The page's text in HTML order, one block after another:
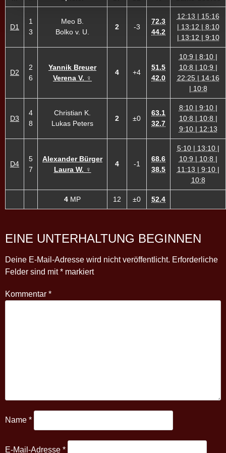
D1
1
3
Meo B.
Bolko v. U.
2 -3
72.3
44.2
12:13 | 15:16
| 13:12 | 8:10
| 13:12 | 9:10
D2
2
6
Yannik Breuer
Verena V. ♀
4 +4
51.5
42.0
10:9 | 8:10 |
10:8 | 10:9 |
22:25 | 14:16
| 10:8
D3
4
8
Christian K.
Lukas Peters
2 ±0
63.1
32.7
8:10 | 9:10 |
10:8 | 10:8 |
9:10 | 12:13
D4
5
7
Alexander Bürger
Laura W. ♀
4 -1
68.6
38.5
5:10 | 13:10 |
10:9 | 10:8 |
11:13 | 9:10 |
10:8
4 MP 12 ±0 52.4
EINE UNTERHALTUNG BEGINNEN
Deine E-Mail-Adresse wird nicht veröffentlicht. Erforderliche
Felder sind mit* markiert
Kommentar *
Name *
E-Mail-Adresse *